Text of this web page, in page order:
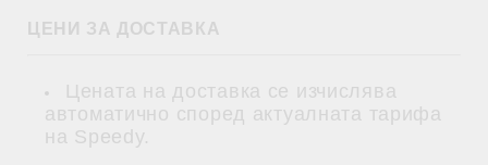
ЦЕНИ ЗА ДОСТАВКА
Цената на доставка се изчислява
автоматично според актуалната тарифа
на Speedy.